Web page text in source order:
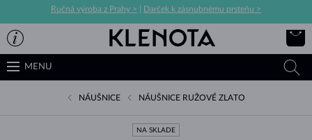
Ručná výroba z Prahy > Darček k zásnubnému prsteňu >
MENU
NÁUŠNICE NÁUŠNICE RUŽOVÉ ZLATO
NA SKLADE